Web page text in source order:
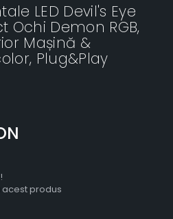
LED Devil's Eye
Ochi Demon RGB,
Mașină &
Plug&Play
acest produs